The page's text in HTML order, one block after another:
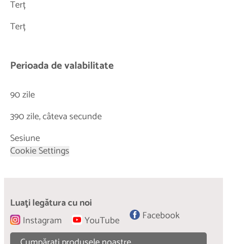
Terț
Terț
Perioada de valabilitate
90 zile
390 zile, câteva secunde
Sesiune
Cookie Settings
Luaţi legătura cu noi
Instagram
YouTube
Facebook